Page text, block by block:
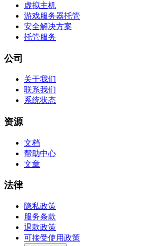
虚拟主机
游戏服务器托管
安全解决方案
托管服务
公司
关于我们
联系我们
系统状态
资源
文档
帮助中心
文章
法律
隐私政策
服务条款
退款政策
可接受使用政策